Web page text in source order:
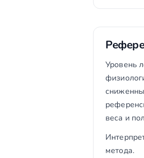
Уровень
веса и
метода.